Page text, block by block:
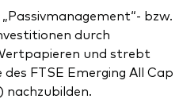
bzw.
durch
und strebt
FTSE Emerging All Cap
nachzubilden.